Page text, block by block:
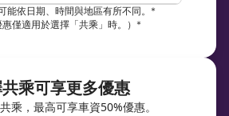
能依日期、時間與地區有所不同。*
僅適用於選擇「共乘」時。）*
乘可享更多優惠
乘，最高可享車資50%優惠。